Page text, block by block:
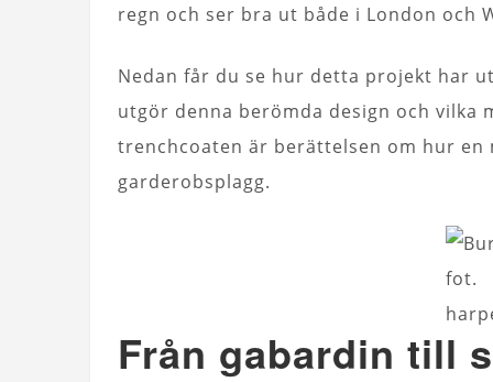
regn och ser bra ut både i London och
Nedan får du se hur detta projekt har
utgör denna berömda design och
trenchcoaten är berättelsen om hur
garderobsplagg.
fot.
Från gabardin till